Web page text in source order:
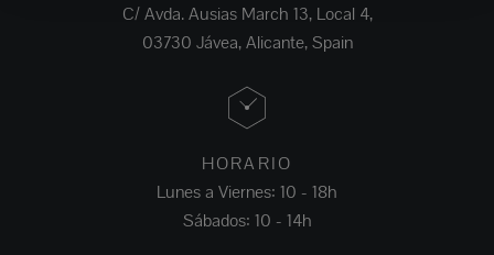
C/ Avda. Ausias March 13, Local 4,
03730 Jávea, Alicante, Spain
HORARIO
Lunes a Viernes: 10 - 18h
Sábados: 10 - 14h